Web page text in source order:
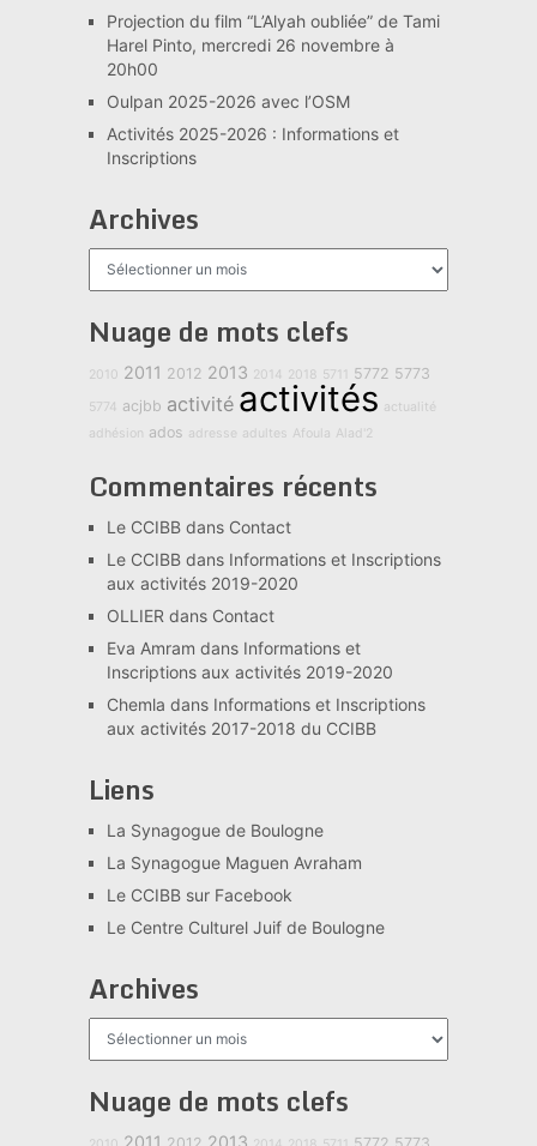
Projection du film “L’Alyah oubliée” de Tami
Harel Pinto, mercredi 26 novembre à
20h00
Oulpan 2025-2026 avec l’OSM
Activités 2025-2026 : Informations et
Inscriptions
Archives
Archives
Nuage de mots clefs
2010 2011 2012 2013 2014 2018 5711 5772 5773
5774 acjbb activité activités actualité
adhésion ados adresse adultes Afoula Alad'2
Commentaires récents
Le CCIBBdans Contact
Le CCIBBdans Informations et Inscriptions
aux activités 2019-2020
OLLIER dans Contact
Eva Amram dans Informations et
Inscriptions aux activités 2019-2020
Chemla dans Informations et Inscriptions
aux activités 2017-2018 du CCIBB
Liens
La Synagogue de Boulogne
La Synagogue Maguen Avraham
Le CCIBB sur Facebook
Le Centre Culturel Juif de Boulogne
Archives
Archives
Nuage de mots clefs
2011 2013